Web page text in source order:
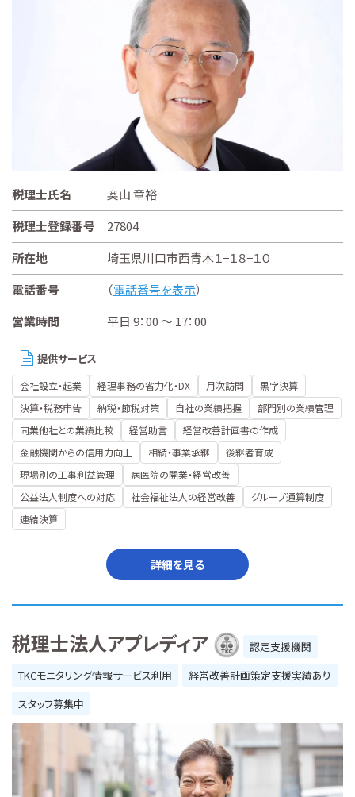
税理士氏名
奥山 章裕
税理士登録番号
27804
所在地
埼玉県川口市西青木１−１８−１０
電話番号
（電話番号を表示）
営業時間
平日 9：00 ～ 17：00
提供サービス
会社設立・起業 経理事務の省力化・DX 月次訪問
黒字決算
決算・税務申告
納税・節税対策 自社の業績把握
部門別の業績管理
同業他社との業績比較
経営助言
経営改善計画書の作成
金融機関からの信用力向上
相続・事業承継
後継者育成
現場別の工事利益管理
病医院の開業・経営改善
公益法人制度への対応
社会福祉法人の経営改善
グループ通算制度
連結決算
詳細を見る
税理士法人アプレディア
認定支援機関
TKCモニタリング情報サービス利用
経営改善計画策定支援実績あり
スタッフ募集中